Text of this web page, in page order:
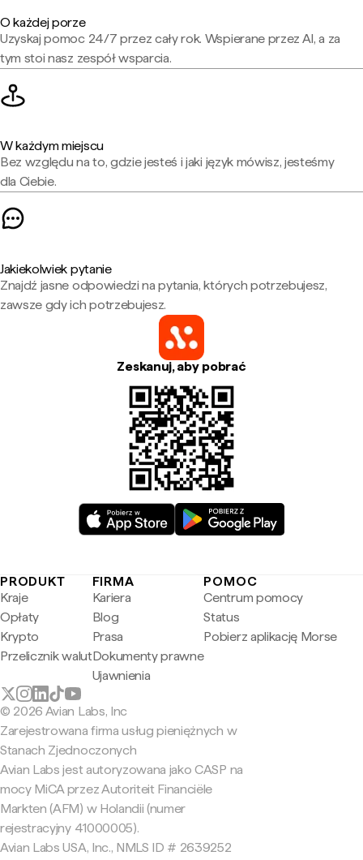
O każdej porze
Uzyskaj pomoc 24/7 przez cały rok. Wspierane przez AI, a za
tym stoi nasz zespół wsparcia.
W każdym miejscu
Bez względu na to, gdzie jesteś i jaki język mówisz, jesteśmy
dla Ciebie.
Jakiekolwiek pytanie
Znajdź jasne odpowiedzi na pytania, których potrzebujesz,
zawsze gdy ich potrzebujesz.
Zeskanuj, aby pobrać
PRODUKT
Kraje
Opłaty
Krypto
Przelicznik walut
FIRMA
Kariera
Blog
Prasa
Dokumenty prawne
Ujawnienia
POMOC
Centrum pomocy
Status
Pobierz aplikację Morse
© 2026 Avian Labs, Inc
Zarejestrowana firma usług pieniężnych w
Stanach Zjednoczonych
Avian Labs jest autoryzowana jako CASP na
mocy MiCA przez Autoriteit Financiële
Markten (AFM) w Holandii (numer
rejestracyjny 41000005).
Avian Labs USA, Inc., NMLS ID # 2639252